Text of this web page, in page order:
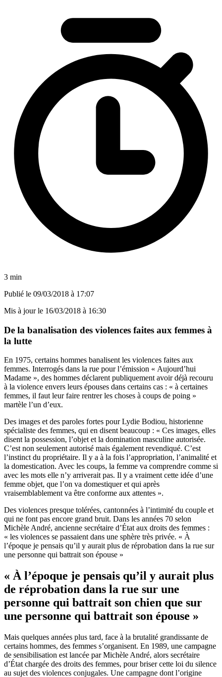
3 min
Publié le 09/03/2018 à 17:07
Mis à jour le 16/03/2018 à 16:30
De la banalisation des violences faites aux femmes à
la lutte
En 1975, certains hommes banalisent les violences faites aux
femmes. Interrogés dans la rue pour l’émission « Aujourd’hui
Madame », des hommes déclarent publiquement avoir déjà recouru
à la violence envers leurs épouses dans certains cas : « à certaines
femmes, il faut leur faire rentrer les choses à coups de poing »
martèle l’un d’eux.
Des images et des paroles fortes pour Lydie Bodiou, historienne
spécialiste des femmes, qui en disent beaucoup : « Ces images, elles
disent la possession, l’objet et la domination masculine autorisée.
C’est non seulement autorisé mais également revendiqué. C’est
l’instinct du propriétaire. Il y a à la fois l’appropriation, l’animalité et
la domestication. Avec les coups, la femme va comprendre comme si
avec les mots elle n’y arriverait pas. Il y a vraiment cette idée d’une
femme objet, que l’on va domestiquer et qui après
vraisemblablement va être conforme aux attentes ».
Des violences presque tolérées, cantonnées à l’intimité du couple et
qui ne font pas encore grand bruit. Dans les années 70 selon
Michèle André, ancienne secrétaire d’État aux droits des femmes :
« les violences se passaient dans une sphère très privée. « À
l’époque je pensais qu’il y aurait plus de réprobation dans la rue sur
une personne qui battrait son épouse »
« À l’époque je pensais qu’il y aurait plus
de réprobation dans la rue sur une
personne qui battrait son chien que sur
une personne qui battrait son épouse »
Mais quelques années plus tard, face à la brutalité grandissante de
certains hommes, des femmes s’organisent. En 1989, une campagne
de sensibilisation est lancée par Michèle André, alors secrétaire
d’État chargée des droits des femmes, pour briser cette loi du silence
au sujet des violences conjugales. Une campagne dont l’origine